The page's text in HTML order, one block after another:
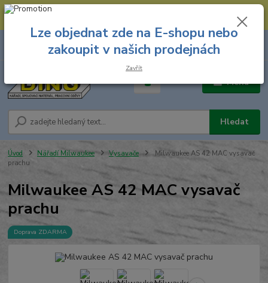
--- Spojovací materiál: 774 431 045 --- Prodejna nářadí: 731 449 423 --
Menu
Hledat
8.00 hod. - 16.00 hod.
za
Úvod Nářadí Milwaukee Vysavače
Milwaukee AS 42 MAC vysavač
prachu
Milwaukee AS 42 MAC vysavač
prachu
Doprava ZDARMA
Lze objednat zde na E-shopu nebo
zakoupit v našich prodejnách
Zavřít